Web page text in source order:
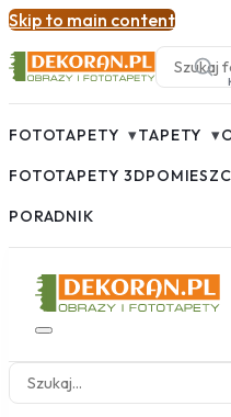
Skip to main content
FOTOTAPETY ▾TAPETY ▾
FOTOTAPETY 3D
PORADNIK